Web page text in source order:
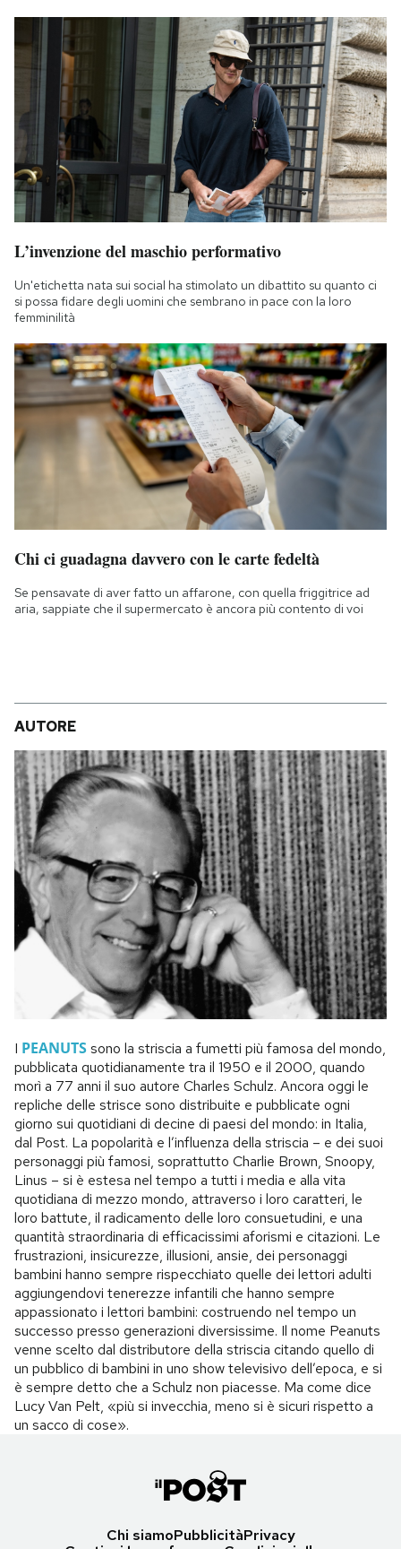
Esci
L’invenzione del maschio performativo
Un'etichetta nata sui social ha stimolato un dibattito su quanto ci
si possa fidare degli uomini che sembrano in pace con la loro
femminilità
Chi ci guadagna davvero con le carte fedeltà
Se pensavate di aver fatto un affarone, con quella friggitrice ad
aria, sappiate che il supermercato è ancora più contento di voi
AUTORE
I PEANUTSsono la striscia a fumetti più famosa del mondo,
pubblicata quotidianamente tra il 1950 e il 2000, quando
morì a 77 anni il suo autore Charles Schulz. Ancora oggi le
repliche delle strisce sono distribuite e pubblicate ogni
giorno sui quotidiani di decine di paesi del mondo: in Italia,
dal Post. La popolarità e l’influenza della striscia – e dei suoi
personaggi più famosi, soprattutto Charlie Brown, Snoopy,
Linus – si è estesa nel tempo a tutti i media e alla vita
quotidiana di mezzo mondo, attraverso i loro caratteri, le
loro battute, il radicamento delle loro consuetudini, e una
quantità straordinaria di efficacissimi aforismi e citazioni. Le
frustrazioni, insicurezze, illusioni, ansie, dei personaggi
bambini hanno sempre rispecchiato quelle dei lettori adulti
aggiungendovi tenerezze infantili che hanno sempre
appassionato i lettori bambini: costruendo nel tempo un
successo presso generazioni diversissime. Il nome Peanuts
venne scelto dal distributore della striscia citando quello di
un pubblico di bambini in uno show televisivo dell’epoca, e si
è sempre detto che a Schulz non piacesse. Ma come dice
Lucy Van Pelt, «più si invecchia, meno si è sicuri rispetto a
un sacco di cose».
Chi siamoPubblicitàPrivacy